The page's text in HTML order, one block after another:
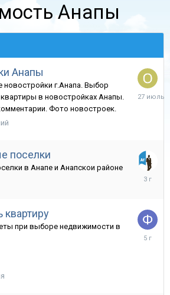
Анапы
Анапы
новостройки г.Анапа. Выбор
в новостройках Анапы.
Фото новостроек.
27
поселки
в Анапе и Анапскои районе
20
квартиру
при выборе недвижимости в